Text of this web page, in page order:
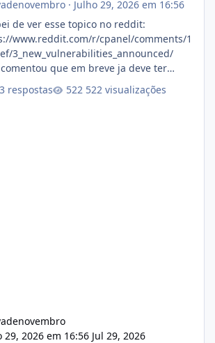
· Julho 29, 2026 em 16:56
de ver esse topico no reddit:
www.reddit.com/r/cpanel/comments/1
3_new_vulnerabilities_announced/
que em breve ja deve ter
3 respostas 522 visualizações
29, 2026 em 16:56 Jul 29, 2026